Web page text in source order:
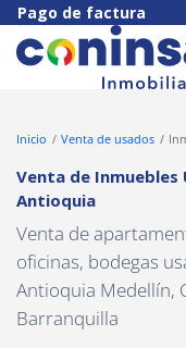
Pago de factura
Inicio Venta de usados
Venta de Inmuebles
Antioquia
Venta de
oficinas, bodegas
Antioquia Medellín,
Barranquilla
Navigated to Venta de